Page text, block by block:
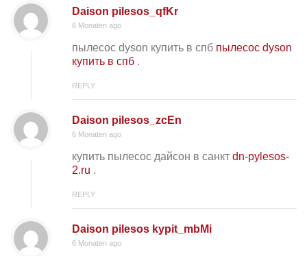
Daison pilesos_qfKr
6 Monaten ago
пылесос dyson купить в спб пылесос dyson
купить в спб .
REPLY
Daison pilesos_zcEn
6 Monaten ago
купить пылесос дайсон в санкт dn-pylesos-
2.ru .
REPLY
Daison pilesos kypit_mbMi
6 Monaten ago